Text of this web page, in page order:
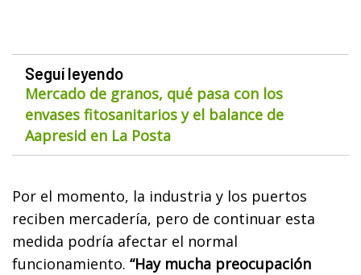
Seguí leyendo
Mercado de granos, qué pasa con los
envases fitosanitarios y el balance de
Aapresid en La Posta
Por el momento, la industria y los puertos
reciben mercadería, pero de continuar esta
medida podría afectar el normal
funcionamiento. “Hay mucha preocupación